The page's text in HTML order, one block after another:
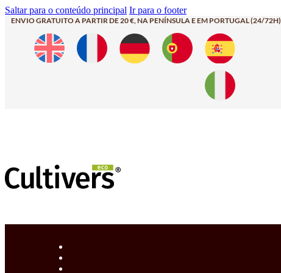
Saltar para o conteúdo principal Ir para o footer
ENVIO GRATUITO A PARTIR DE 20 €, NA PENÍNSULA E EM PORTUGAL (24/72H)